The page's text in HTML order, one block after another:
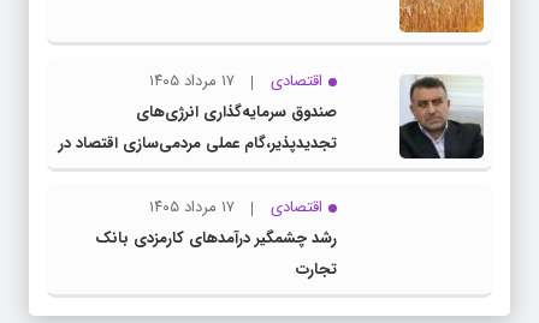
اقتصادی
۱۷ مرداد ۱۴۰۵
صندوق سرمایه‌گذاری انرژی‌های
تجدیدپذیر،گام عملی مردمی‌سازی اقتصاد در
برنامه هفتم است
اقتصادی
۱۷ مرداد ۱۴۰۵
رشد چشمگیر درآمدهای کارمزدی بانک
تجارت